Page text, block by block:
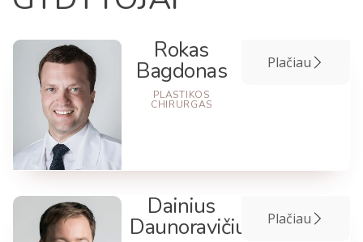
Klaipėda Rokas
Bagdonas
PLASTIKOS
CHIRURGAS
Plačiau
Vilnius Dainius
Daunoravičius Plačiau